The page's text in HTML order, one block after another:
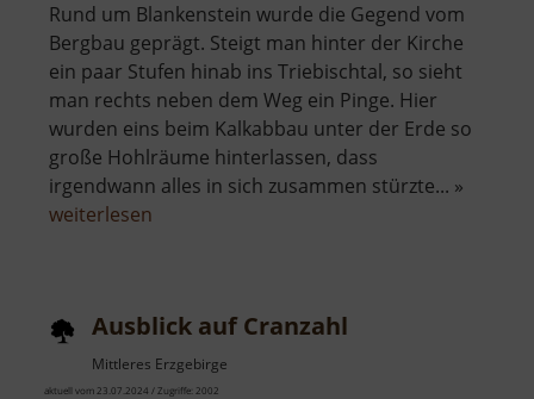
Rund um Blankenstein wurde die Gegend vom
Bergbau geprägt. Steigt man hinter der Kirche
ein paar Stufen hinab ins Triebischtal, so sieht
man rechts neben dem Weg ein Pinge. Hier
wurden eins beim Kalkabbau unter der Erde so
große Hohlräume hinterlassen, dass
irgendwann alles in sich zusammen stürzte... »
weiterlesen
Ausblick auf Cranzahl
Mittleres Erzgebirge
aktuell vom 23.07.2024 / Zugriffe: 2002